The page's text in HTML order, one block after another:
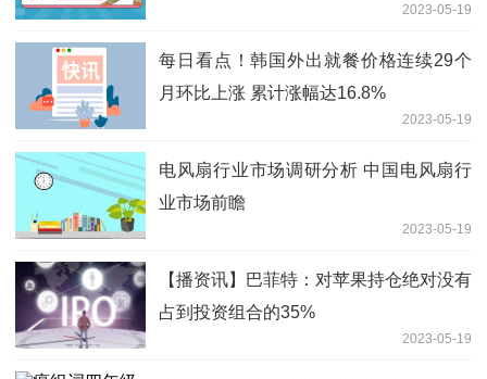
2023-05-19
每日看点！韩国外出就餐价格连续29个
月环比上涨 累计涨幅达16.8%
2023-05-19
电风扇行业市场调研分析 中国电风扇行
业市场前瞻
2023-05-19
【播资讯】巴菲特：对苹果持仓绝对没有
占到投资组合的35%
2023-05-19